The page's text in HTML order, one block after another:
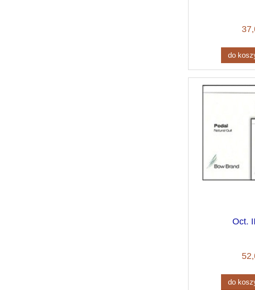
do
Oct.
do